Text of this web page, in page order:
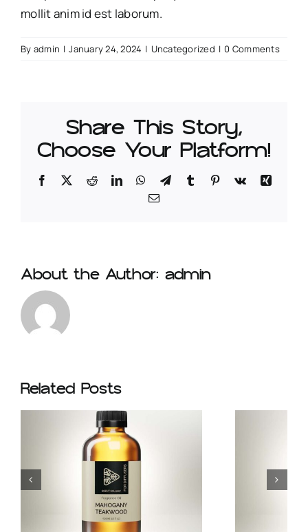
mollit anim id est laborum.
By admin | January 24, 2024 | Uncategorized | 0 Comments
Share This Story,
Choose Your Platform!
Facebook
TwitterRedditLinkedInWhatsApp
TelegramTumblr Pinterest
Vk
Xing
Email
About the Author: admin
Related Posts
Black Velvet –
Amber, Black
Tea, Rose